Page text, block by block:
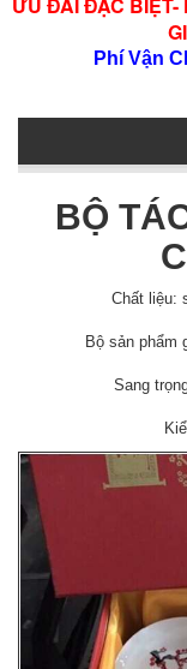
Phí Vận
BỘ
Chất liệu:
Bộ sản phẩm
Sang